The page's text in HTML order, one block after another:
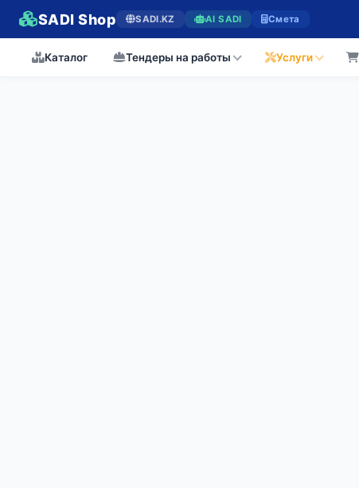
SADI Shop SADI.KZ AI SADI Смета
Каталог Тендеры на работы Услуги